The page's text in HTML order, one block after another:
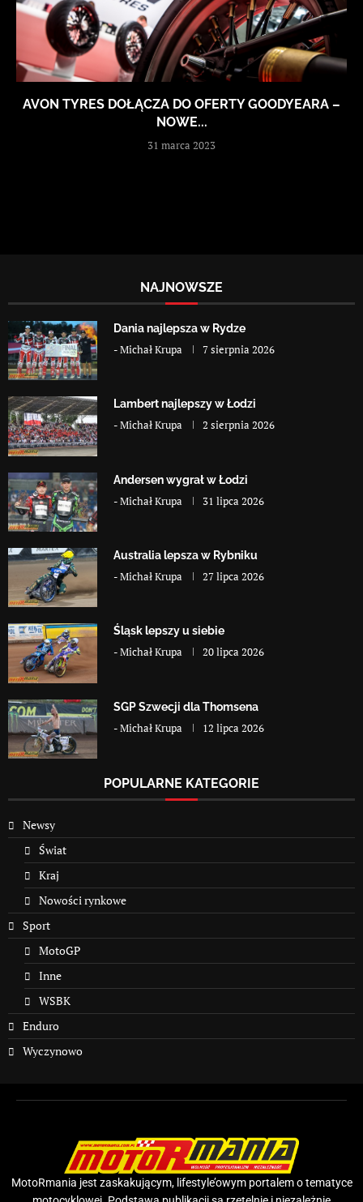
AVON TYRES DOŁĄCZA DO OFERTY GOODYEARA –
NOWE...
31 marca 2023
NAJNOWSZE
Dania najlepsza w Rydze
-Michał Krupa 7 sierpnia 2026
Lambert najlepszy w Łodzi
-Michał Krupa 2 sierpnia 2026
Andersen wygrał w Łodzi
-Michał Krupa 31 lipca 2026
Australia lepsza w Rybniku
-Michał Krupa 27 lipca 2026
Śląsk lepszy u siebie
-Michał Krupa 20 lipca 2026
SGP Szwecji dla Thomsena
-Michał Krupa 12 lipca 2026
POPULARNE KATEGORIE
Newsy
Świat
Kraj
Nowości rynkowe
Sport
MotoGP
Inne
WSBK
Enduro
Wyczynowo
MotoRmania jest zaskakującym, lifestyle’owym portalem o tematyce